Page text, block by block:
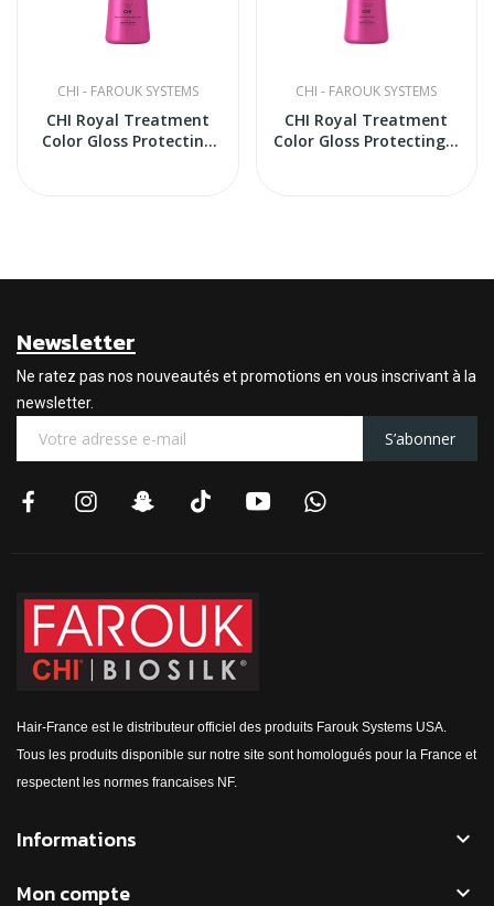
CHI - FAROUK SYSTEMS
CHI Royal Treatment
Color Gloss Protecting
CHI - FAROUK SYSTEMS
CHI Royal Treatment
Color Gloss Protecting...
Newsletter
Ne ratez pas nos nouveautés et promotions en vous inscrivant à la
newsletter.
S’abonner
Hair-France est le distributeur officiel des produits Farouk Systems USA.
Tous les produits disponible sur notre site sont homologués pour la France et
respectent les normes francaises NF.
Informations 
Mon compte 